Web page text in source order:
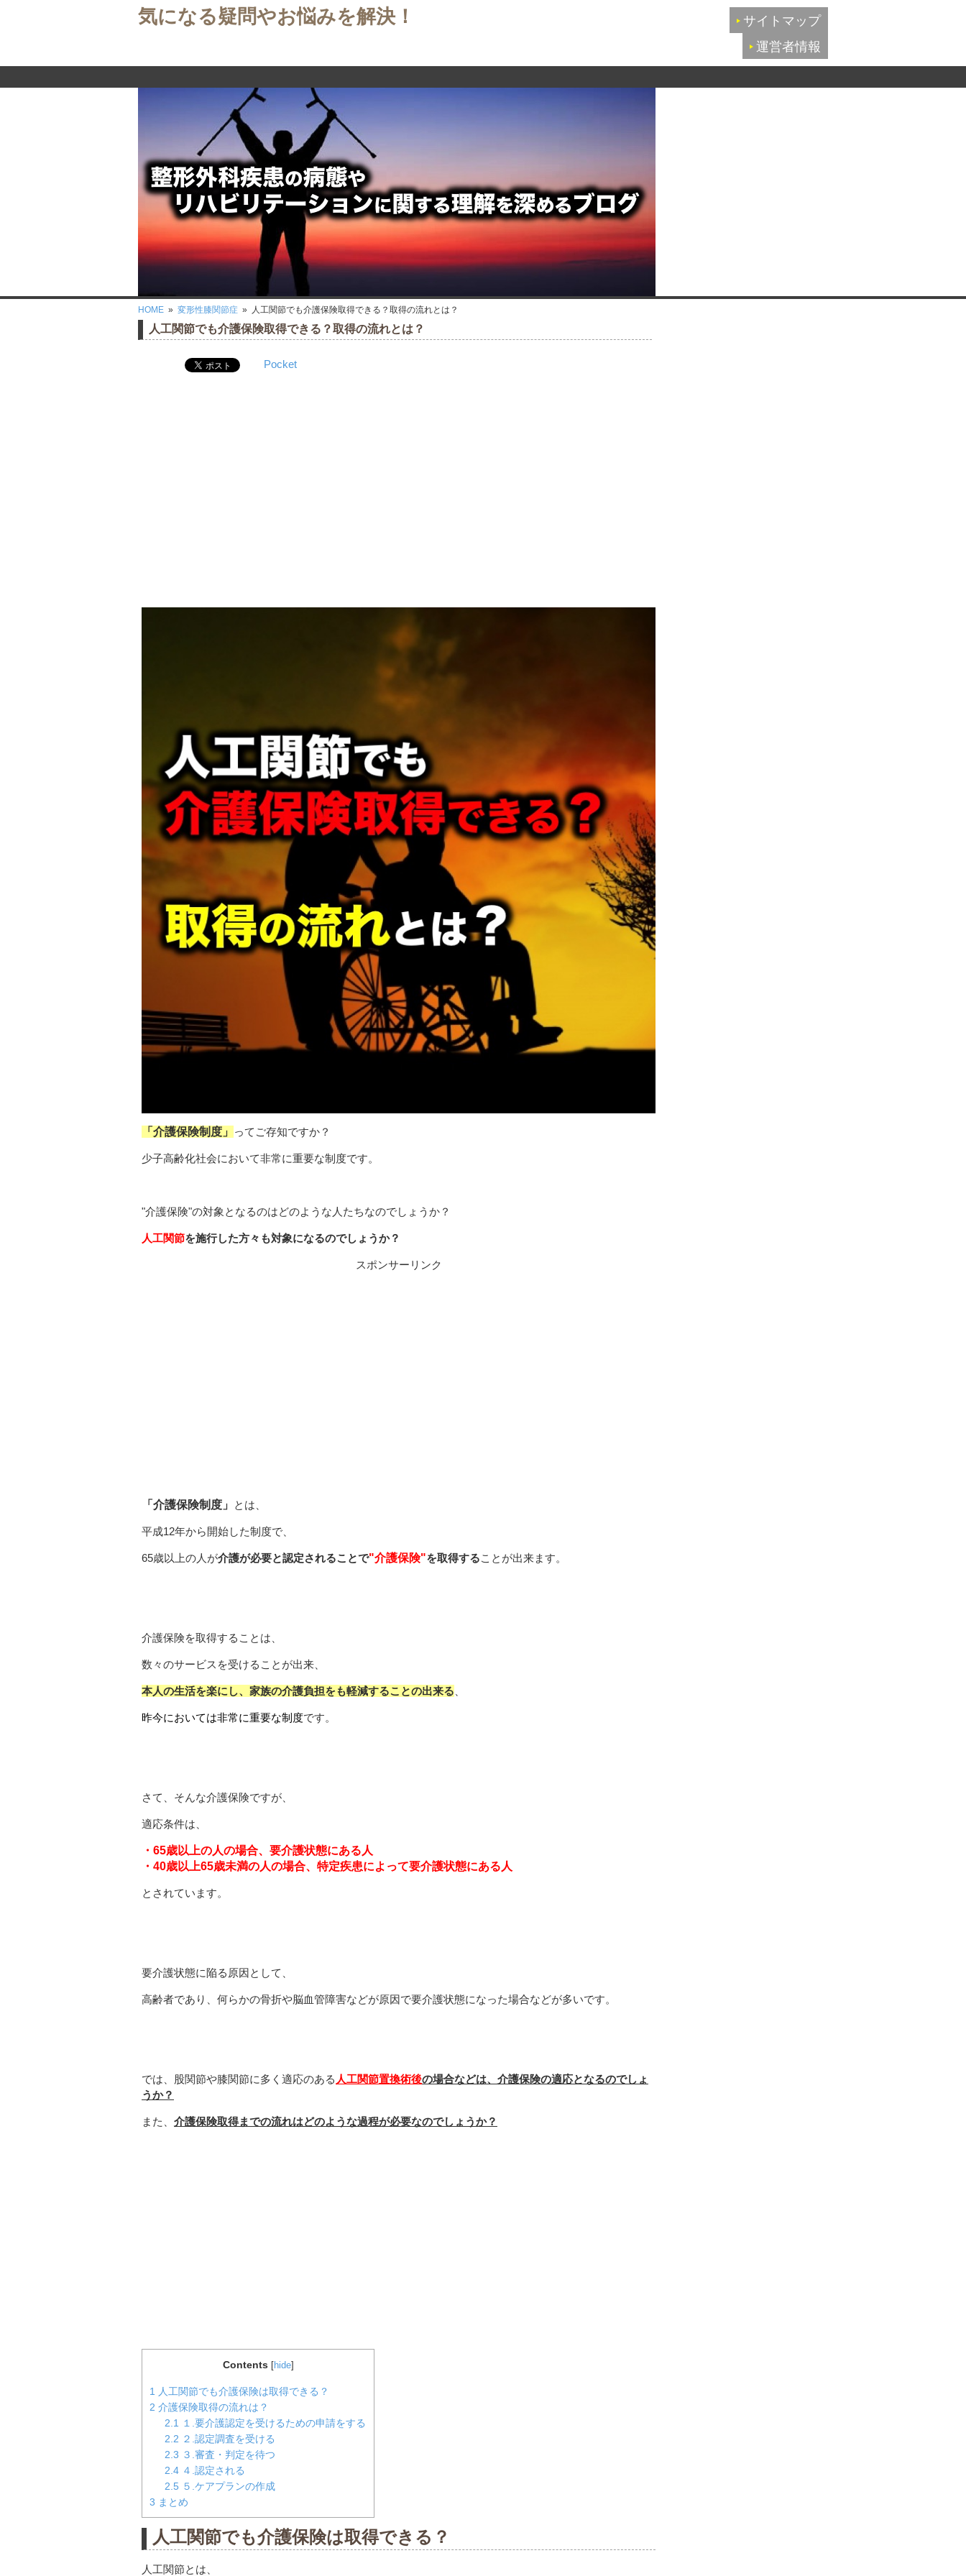
気になる疑問やお悩みを解決！
サイトマップ
運営者情報
HOME » 変形性膝関節症 » 人工関節でも介護保険取得できる？取得の流れとは？
人工関節でも介護保険取得できる？取得の流れとは？
Pocket
「介護保険制度」 ってご存知ですか？
少子高齢化社会において非常に重要な制度です。
"介護保険"の対象となるのはどのような人たちなのでしょうか？
人工関節を施行した方々も対象になるのでしょうか？
スポンサーリンク
「介護保険制度」 とは、
平成12年から開始した制度で、
65歳以上の人が介護が必要と認定されることで"介護保険"を取得することが出来ます。
介護保険を取得することは、
数々のサービスを受けることが出来、
本人の生活を楽にし、家族の介護負担をも軽減することの出来る
昨今においては非常に重要な制度です。
さて、そんな介護保険ですが、
適応条件は、
・65歳以上の人の場合、要介護状態にある人
・40歳以上65歳未満の人の場合、特定疾患によって要介護状態にある人
とされています。
要介護状態に陥る原因として、
高齢者であり、何らかの骨折や脳血管障害などが原因で要介護状態になった場合などが多いです。
では、股関節や膝関節に多く適応のある 人工関節置換術後の場合などは、介護保険の適応となるのでしょ
うか？
また、 介護保険取得までの流れはどのような過程が必要なのでしょうか？
Contents [hide]
1 人工関節でも介護保険は取得できる？
2 介護保険取得の流れは？
2.1 １.要介護認定を受けるための申請をする
2.2 ２.認定調査を受ける
2.3 ３.審査・判定を待つ
2.4 ４.認定される
2.5 ５.ケアプランの作成
3 まとめ
人工関節でも介護保険は取得できる？
人工関節とは、